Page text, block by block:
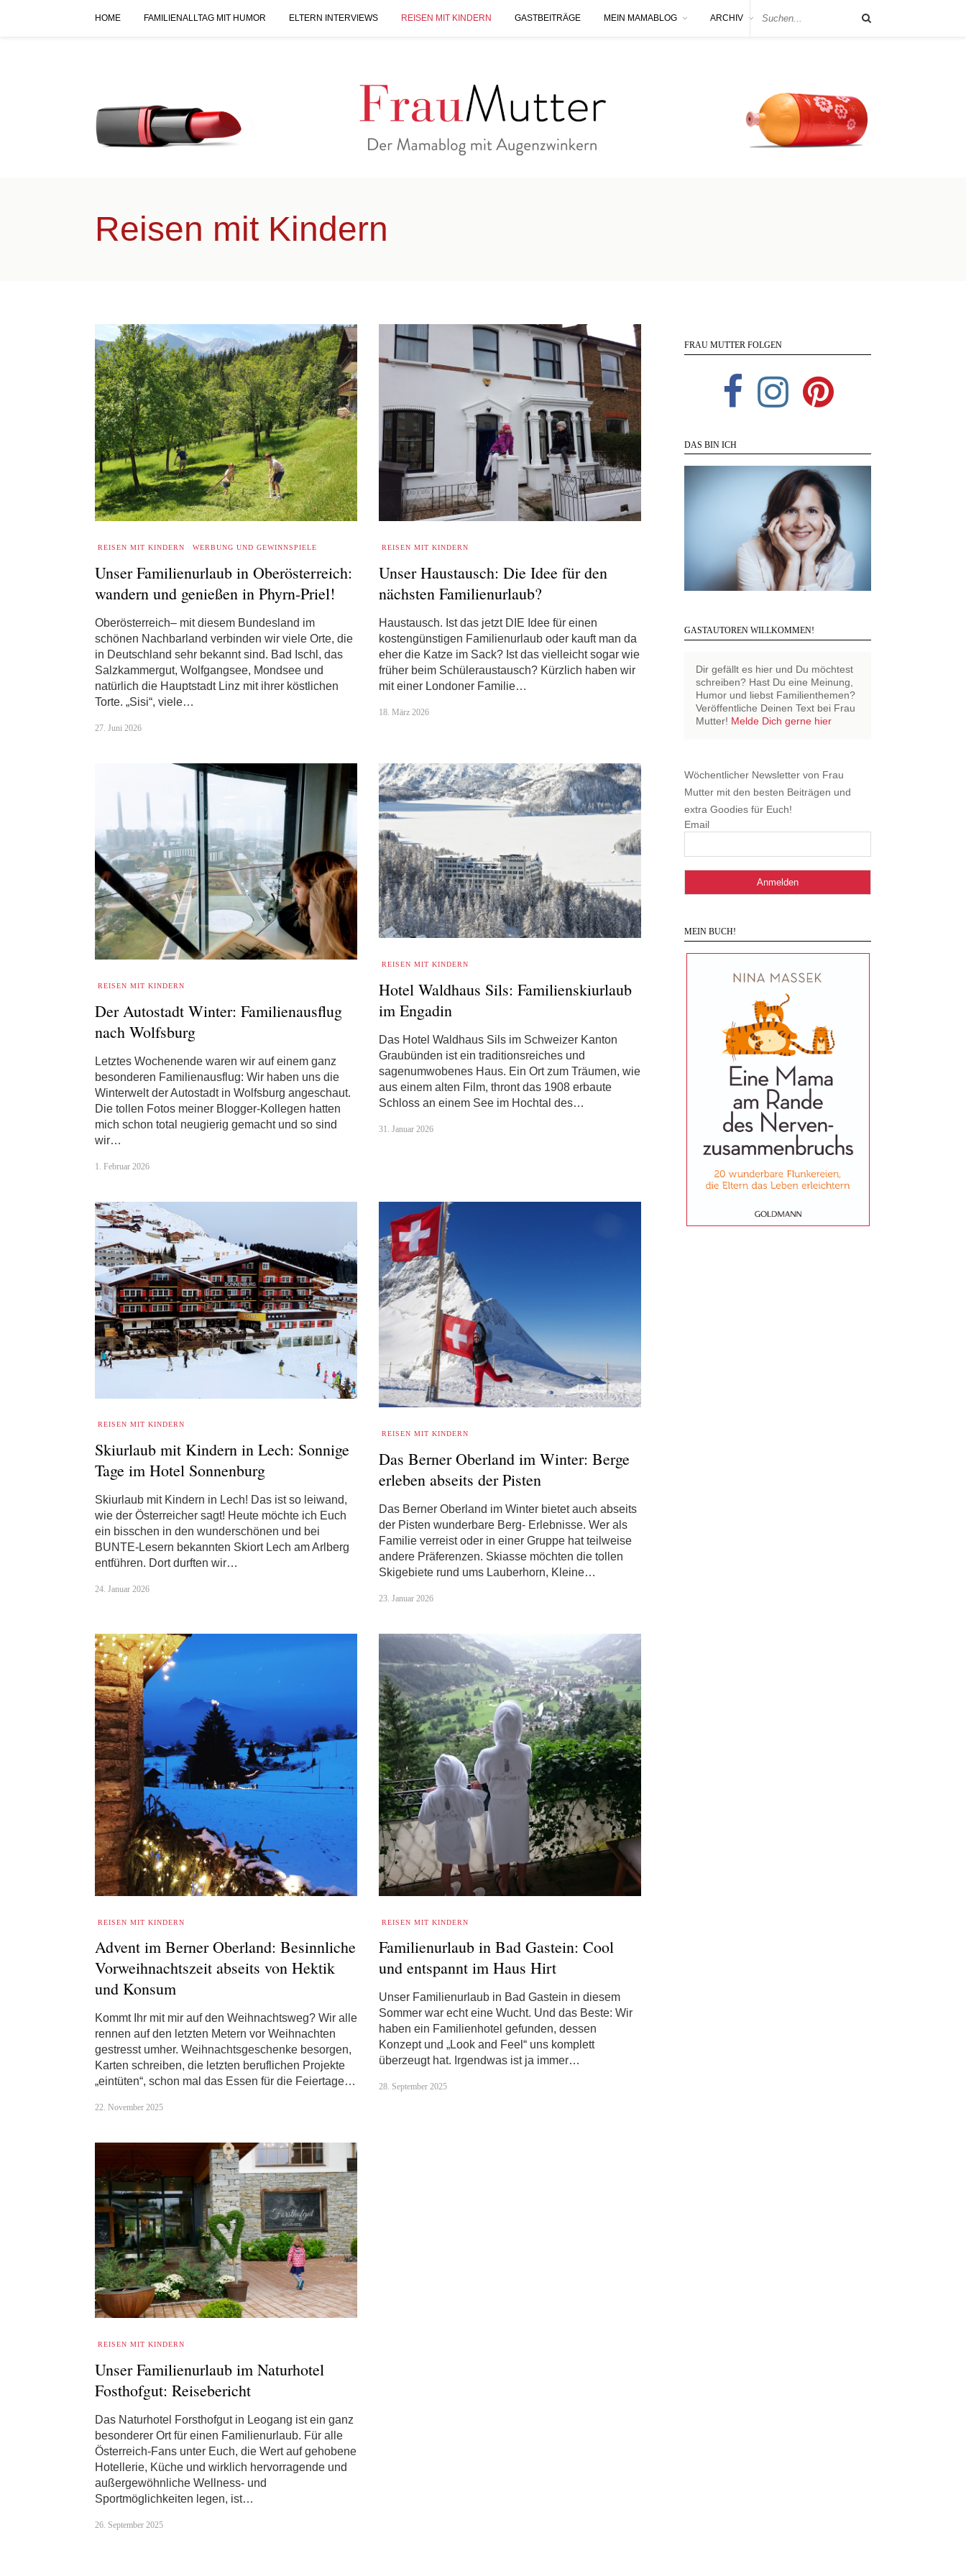
HOME FAMILIENALLTAG MIT HUMOR ELTERN INTERVIEWS REISEN MIT KINDERN GASTBEITRÄGE MEIN MAMABLOG ARCHIV
Reisen mit Kindern
REISEN MIT KINDERN WERBUNG UND GEWINNSPIELE
Unser Familienurlaub in Oberösterreich:
wandern und genießen in Phyrn-Priel!
Oberösterreich– mit diesem Bundesland im
schönen Nachbarland verbinden wir viele Orte, die
in Deutschland sehr bekannt sind. Bad Ischl, das
Salzkammergut, Wolfgangsee, Mondsee und
natürlich die Hauptstadt Linz mit ihrer köstlichen
Torte. „Sisi“, viele…
27. Juni 2026
REISEN MIT KINDERN
Unser Haustausch: Die Idee für den
nächsten Familienurlaub?
Haustausch. Ist das jetzt DIE Idee für einen
kostengünstigen Familienurlaub oder kauft man da
eher die Katze im Sack? Ist das vielleicht sogar wie
früher beim Schüleraustausch? Kürzlich haben wir
mit einer Londoner Familie…
18. März 2026
REISEN MIT KINDERN
Der Autostadt Winter: Familienausflug
nach Wolfsburg
Letztes Wochenende waren wir auf einem ganz
besonderen Familienausflug: Wir haben uns die
Winterwelt der Autostadt in Wolfsburg angeschaut.
Die tollen Fotos meiner Blogger-Kollegen hatten
mich schon total neugierig gemacht und so sind
wir…
1. Februar 2026
REISEN MIT KINDERN
Hotel Waldhaus Sils: Familienskiurlaub
im Engadin
Das Hotel Waldhaus Sils im Schweizer Kanton
Graubünden ist ein traditionsreiches und
sagenumwobenes Haus. Ein Ort zum Träumen, wie
aus einem alten Film, thront das 1908 erbaute
Schloss an einem See im Hochtal des…
31. Januar 2026
REISEN MIT KINDERN
Skiurlaub mit Kindern in Lech: Sonnige
Tage im Hotel Sonnenburg
Skiurlaub mit Kindern in Lech! Das ist so leiwand,
wie der Österreicher sagt! Heute möchte ich Euch
ein bisschen in den wunderschönen und bei
BUNTE-Lesern bekannten Skiort Lech am Arlberg
entführen. Dort durften wir…
24. Januar 2026
REISEN MIT KINDERN
Das Berner Oberland im Winter: Berge
erleben abseits der Pisten
Das Berner Oberland im Winter bietet auch abseits
der Pisten wunderbare Berg- Erlebnisse. Wer als
Familie verreist oder in einer Gruppe hat teilweise
andere Präferenzen. Skiasse möchten die tollen
Skigebiete rund ums Lauberhorn, Kleine…
23. Januar 2026
REISEN MIT KINDERN
Advent im Berner Oberland: Besinnliche
Vorweihnachtszeit abseits von Hektik
und Konsum
Kommt Ihr mit mir auf den Weihnachtsweg? Wir alle
rennen auf den letzten Metern vor Weihnachten
gestresst umher. Weihnachtsgeschenke besorgen,
Karten schreiben, die letzten beruflichen Projekte
„eintüten“, schon mal das Essen für die Feiertage…
22. November 2025
REISEN MIT KINDERN
Familienurlaub in Bad Gastein: Cool
und entspannt im Haus Hirt
Unser Familienurlaub in Bad Gastein in diesem
Sommer war echt eine Wucht. Und das Beste: Wir
haben ein Familienhotel gefunden, dessen
Konzept und „Look and Feel“ uns komplett
überzeugt hat. Irgendwas ist ja immer…
28. September 2025
REISEN MIT KINDERN
Unser Familienurlaub im Naturhotel
Fosthofgut: Reisebericht
Das Naturhotel Forsthofgut in Leogang ist ein ganz
besonderer Ort für einen Familienurlaub. Für alle
Österreich-Fans unter Euch, die Wert auf gehobene
Hotellerie, Küche und wirklich hervorragende und
außergewöhnliche Wellness- und
Sportmöglichkeiten legen, ist…
26. September 2025
FRAU MUTTER FOLGEN
DAS BIN ICH
GASTAUTOREN WILLKOMMEN!
Dir gefällt es hier und Du möchtest
schreiben? Hast Du eine Meinung,
Humor und liebst Familienthemen?
Veröffentliche Deinen Text bei Frau
Mutter! Melde Dich gerne hier
Wöchentlicher Newsletter von Frau
Mutter mit den besten Beiträgen und
extra Goodies für Euch!
Email
MEIN BUCH!